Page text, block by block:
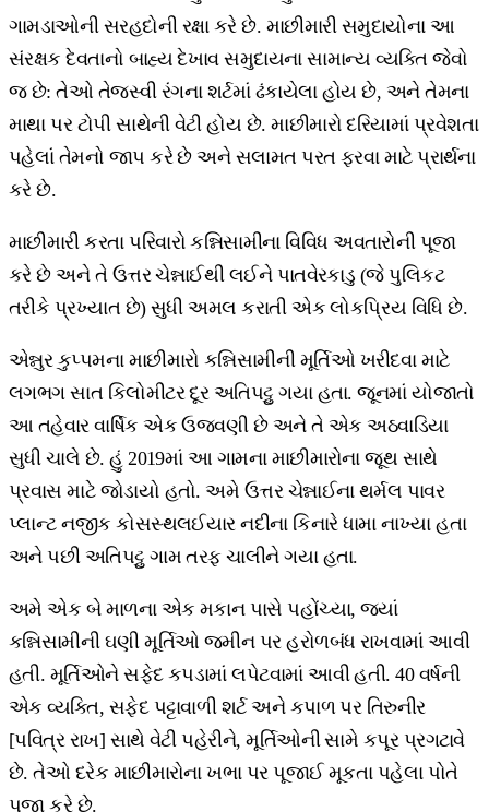
ગામડાઓની સરહદોની રક્ષા કરે છે. માછીમારી સમુદાયોના આ
સંરક્ષક દેવતાનો બાહ્ય દેખાવ સમુદાયના સામાન્ય વ્યક્તિ જેવો
જ છે: તેઓ તેજસ્વી રંગના શર્ટમાં ઢંકાયેલા હોય છે, અને તેમના
માથા પર ટોપી સાથેની વેટી હોય છે. માછીમારો દરિયામાં પ્રવેશતા
પહેલાં તેમનો જાપ કરે છે અને સલામત પરત ફરવા માટે પ્રાર્થના
કરે છે.
માછીમારી કરતા પરિવારો કન્નિસામીના વિવિધ અવતારોની પૂજા
કરે છે અને તે ઉત્તર ચેન્નાઈથી લઈને પાતવેરકાડુ (જે પુલિકટ
તરીકે પ્રખ્યાત છે) સુધી અમલ કરાતી એક લોકપ્રિય વિધિ છે.
એન્નુર કુપ્પમના માછીમારો કન્નિસામીની મૂર્તિઓ ખરીદવા માટે
લગભગ સાત કિલોમીટર દૂર અતિપટ્ટુ ગયા હતા. જૂનમાં યોજાતો
આ તહેવાર વાર્ષિક એક ઉજવણી છે અને તે એક અઠવાડિયા
સુધી ચાલે છે. હું 2019માં આ ગામના માછીમારોના જૂથ સાથે
પ્રવાસ માટે જોડાયો હતો. અમે ઉત્તર ચેન્નાઈના થર્મલ પાવર
પ્લાન્ટ નજીક કોસસ્થલઈયાર નદીના કિનારે ધામા નાખ્યા હતા
અને પછી અતિપટ્ટુ ગામ તરફ ચાલીને ગયા હતા.
અમે એક બે માળના એક મકાન પાસે પહોંચ્યા, જ્યાં
કન્નિસામીની ઘણી મૂર્તિઓ જમીન પર હરોળબંધ રાખવામાં આવી
હતી. મૂર્તિઓને સફેદ કપડામાં લપેટવામાં આવી હતી. 40 વર્ષની
એક વ્યક્તિ, સફેદ પટ્ટાવાળી શર્ટ અને કપાળ પર તિરુનીર
[પવિત્ર રાખ] સાથે વેટી પહેરીને, મૂર્તિઓની સામે કપૂર પ્રગટાવે
છે. તેઓ દરેક માછીમારોના ખભા પર પૂજાઈ મૂકતા પહેલા પોતે
પૂજા કરે છે.